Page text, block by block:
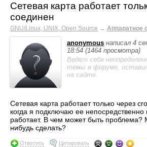
Сетевая карта работает
соединен
GNU/Linux, UNIX, Open Source → Аппаратное
anonymous написал 4
18:54 (1464 просмотра)
Ведет себя
темы в форуме,
на сайте.
Сетевая карта работает только через
когда я подключаю ее непосредственно
работает. В чем может быть
нибудь сделать?
Ответить Цитировать